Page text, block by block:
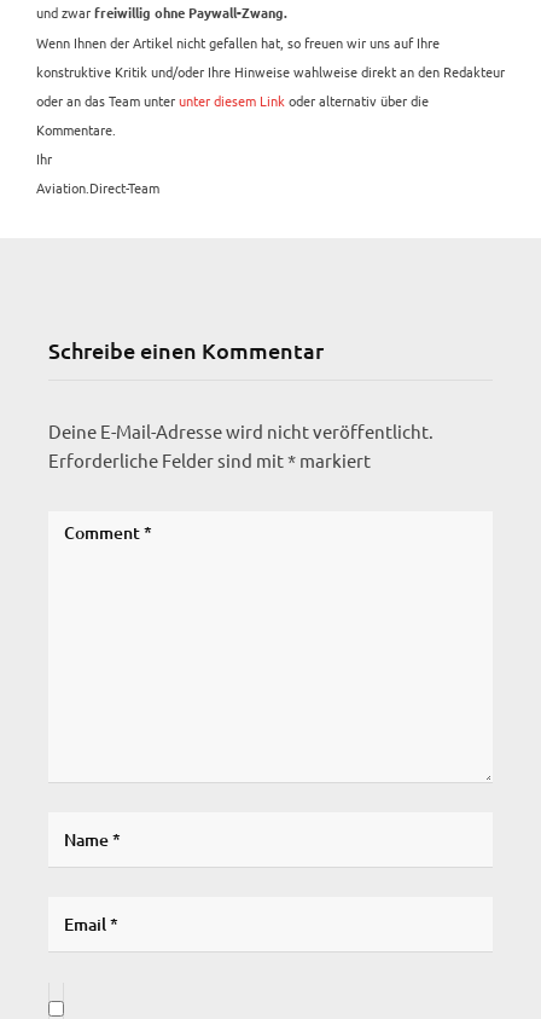
und zwar freiwillig ohne Paywall-Zwang.
Wenn Ihnen der Artikel nicht gefallen hat, so freuen wir uns auf Ihre
konstruktive Kritik und/oder Ihre Hinweise wahlweise direkt an den Redakteur
oder an das Team unterunter diesem Link oder alternativ über die
Kommentare.
Ihr
Aviation.Direct-Team
Schreibe einen Kommentar
Deine E-Mail-Adresse wird nicht veröffentlicht.
Erforderliche Felder sind mit* markiert